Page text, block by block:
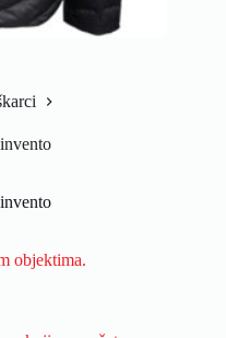
objektima.